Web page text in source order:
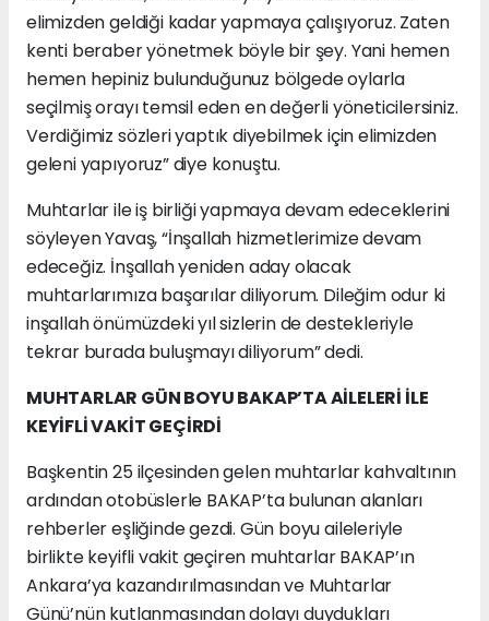
elimizden geldiği kadar yapmaya çalışıyoruz. Zaten
kenti beraber yönetmek böyle bir şey. Yani hemen
hemen hepiniz bulunduğunuz bölgede oylarla
seçilmiş orayı temsil eden en değerli yöneticilersiniz.
Verdiğimiz sözleri yaptık diyebilmek için elimizden
geleni yapıyoruz” diye konuştu.
Muhtarlar ile iş birliği yapmaya devam edeceklerini
söyleyen Yavaş, “İnşallah hizmetlerimize devam
edeceğiz. İnşallah yeniden aday olacak
muhtarlarımıza başarılar diliyorum. Dileğim odur ki
inşallah önümüzdeki yıl sizlerin de destekleriyle
tekrar burada buluşmayı diliyorum” dedi.
MUHTARLAR GÜN BOYU BAKAP’TA AİLELERİ İLE
KEYİFLİ VAKİT GEÇİRDİ
Başkentin 25 ilçesinden gelen muhtarlar kahvaltının
ardından otobüslerle BAKAP’ta bulunan alanları
rehberler eşliğinde gezdi. Gün boyu aileleriyle
birlikte keyifli vakit geçiren muhtarlar BAKAP’ın
Ankara’ya kazandırılmasından ve Muhtarlar
Günü’nün kutlanmasından dolayı duydukları